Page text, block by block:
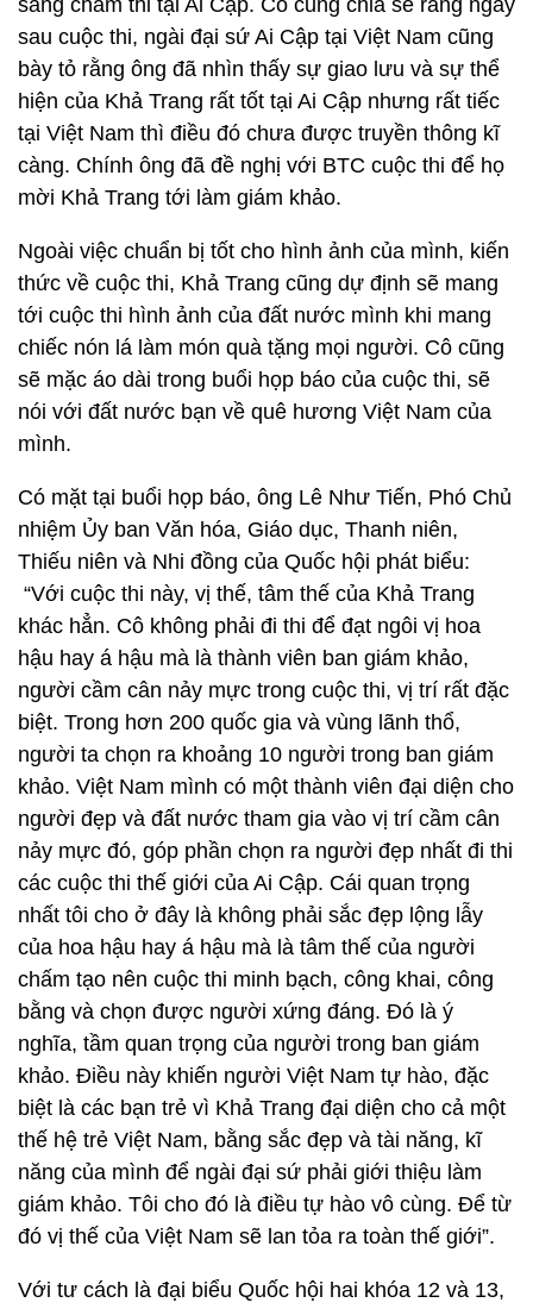
sang chấm thi tại Ai Cập. Cô cũng chia sẻ rằng ngay
sau cuộc thi, ngài đại sứ Ai Cập tại Việt Nam cũng
bày tỏ rằng ông đã nhìn thấy sự giao lưu và sự thể
hiện của Khả Trang rất tốt tại Ai Cập nhưng rất tiếc
tại Việt Nam thì điều đó chưa được truyền thông kĩ
càng. Chính ông đã đề nghị với BTC cuộc thi để họ
mời Khả Trang tới làm giám khảo.
Ngoài việc chuẩn bị tốt cho hình ảnh của mình, kiến
thức về cuộc thi, Khả Trang cũng dự định sẽ mang
tới cuộc thi hình ảnh của đất nước mình khi mang
chiếc nón lá làm món quà tặng mọi người. Cô cũng
sẽ mặc áo dài trong buổi họp báo của cuộc thi, sẽ
nói với đất nước bạn về quê hương Việt Nam của
mình.
Có mặt tại buổi họp báo, ông Lê Như Tiến, Phó Chủ
nhiệm Ủy ban Văn hóa, Giáo dục, Thanh niên,
Thiếu niên và Nhi đồng của Quốc hội phát biểu:
“Với cuộc thi này, vị thế, tâm thế của Khả Trang
khác hẳn. Cô không phải đi thi để đạt ngôi vị hoa
hậu hay á hậu mà là thành viên ban giám khảo,
người cầm cân nảy mực trong cuộc thi, vị trí rất đặc
biệt. Trong hơn 200 quốc gia và vùng lãnh thổ,
người ta chọn ra khoảng 10 người trong ban giám
khảo. Việt Nam mình có một thành viên đại diện cho
người đẹp và đất nước tham gia vào vị trí cầm cân
nảy mực đó, góp phần chọn ra người đẹp nhất đi thi
các cuộc thi thế giới của Ai Cập. Cái quan trọng
nhất tôi cho ở đây là không phải sắc đẹp lộng lẫy
của hoa hậu hay á hậu mà là tâm thế của người
chấm tạo nên cuộc thi minh bạch, công khai, công
bằng và chọn được người xứng đáng. Đó là ý
nghĩa, tầm quan trọng của người trong ban giám
khảo. Điều này khiến người Việt Nam tự hào, đặc
biệt là các bạn trẻ vì Khả Trang đại diện cho cả một
thế hệ trẻ Việt Nam, bằng sắc đẹp và tài năng, kĩ
năng của mình để ngài đại sứ phải giới thiệu làm
giám khảo. Tôi cho đó là điều tự hào vô cùng. Để từ
đó vị thế của Việt Nam sẽ lan tỏa ra toàn thế giới”.
Với tư cách là đại biểu Quốc hội hai khóa 12 và 13,